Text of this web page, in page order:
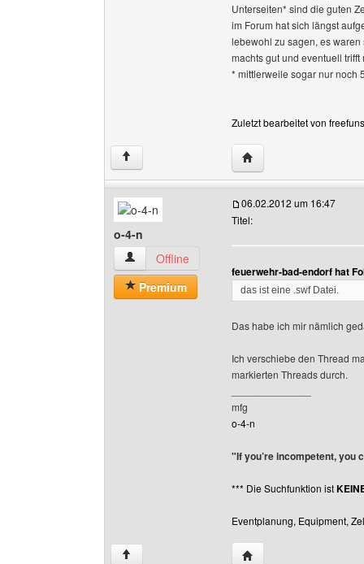
Unterseiten* sind die guten
im Forum hat sich längst
lebewohl zu sagen, es
machts gut und eventuell
* mittlerweile sogar nur noch
Zuletzt bearbeitet von
↑ Website dieses
o-4-n
o-4-n Benutzer-Profile anzeigen
Offline
Premium
06.02.2012 um 16:47
Titel:
feuerwehr-bad-endorf hat
das ist eine .swf Datei.
Das habe ich mir nämlich
Ich verschiebe den Thread
markierten Threads durch.
mfg
o-4-n
"If you’re incompetent, you
*** Die Suchfunktion ist
Eventplanung, Equipment,
↑ Website dieses